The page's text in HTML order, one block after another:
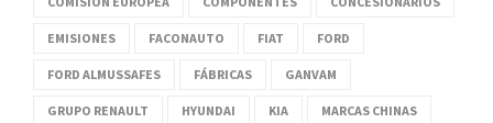
EMISIONES FACONAUTO FIAT FORD
FORD ALMUSSAFES FÁBRICAS GANVAM
GRUPO RENAULT HYUNDAI KIA MARCAS CHINAS